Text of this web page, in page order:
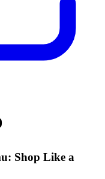
Shop Like a